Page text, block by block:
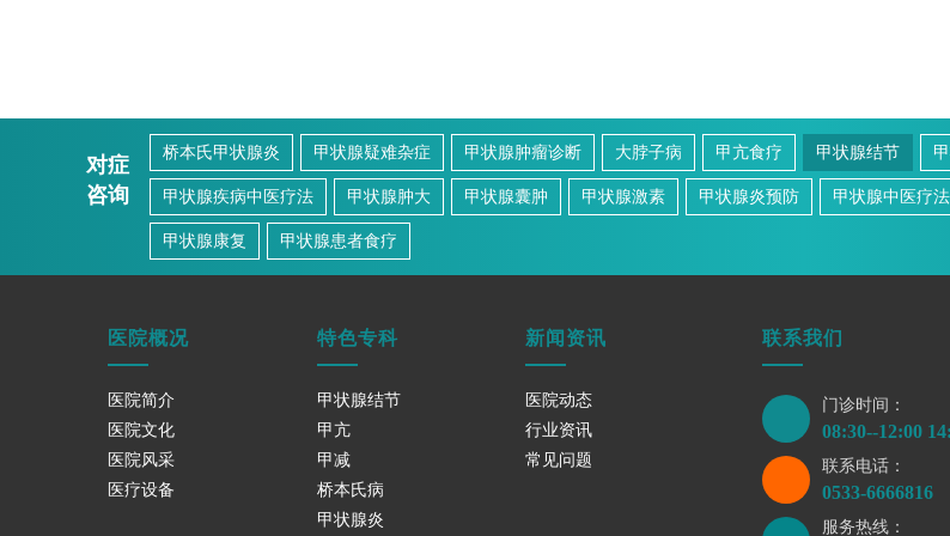
对症
咨询
桥本氏甲状腺炎 甲状腺疑难杂症 甲状腺肿瘤诊断 大脖子病 甲亢食疗 甲状腺结节
甲状腺疾病中医疗法 甲状腺肿大 甲状腺囊肿 甲状腺激素 甲状腺炎预防 甲状腺中医疗法
甲状腺康复 甲状腺患者食疗
医院概况
医院简介
医院文化
医院风采
医疗设备
特色专科
甲状腺结节
甲亢
甲减
桥本氏病
甲状腺炎
新闻资讯
医院动态
行业资讯
常见问题
联系我们
门诊时间：
08:30--12:00
联系电话：
0533-6666816
服务热线：